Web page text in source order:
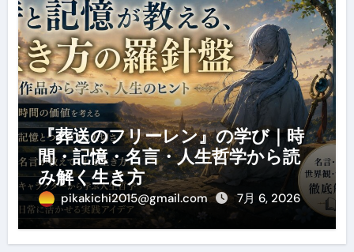
『葬送のフリーレン』の学び｜時
間・記憶・名言・人生哲学から読
み解く生き方
pikakichi2015@gmail.com 7月 6, 2026